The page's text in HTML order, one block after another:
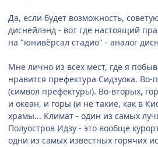
Да, если будет возможность,
диснейлэнд - вот где настоящий
на "юнивёрсал стадио" - аналог
Мне лично из всех мест, где я
нравится префектура Сидзуока. Во-
(символ префектуры). Во-вторых,
и океан, и горы (и не такие, как в
храмы... Климат - один из самых
Полуостров Идзу - это вообще
одни из самых известных горячих